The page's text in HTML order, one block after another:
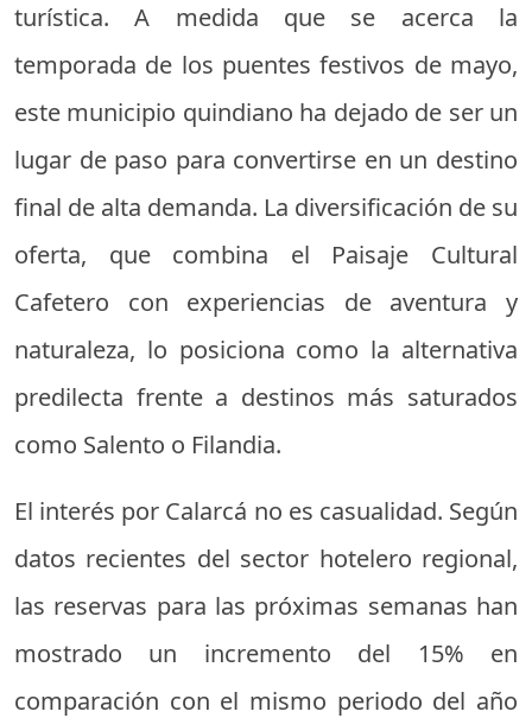
turística. A medida que se acerca la
temporada de los puentes festivos de mayo,
este municipio quindiano ha dejado de ser un
lugar de paso para convertirse en un destino
final de alta demanda. La diversificación de su
oferta, que combina el Paisaje Cultural
Cafetero con experiencias de aventura y
naturaleza, lo posiciona como la alternativa
predilecta frente a destinos más saturados
como Salento o Filandia.
El interés por Calarcá no es casualidad. Según
datos recientes del sector hotelero regional,
las reservas para las próximas semanas han
mostrado un incremento del 15% en
comparación con el mismo periodo del año